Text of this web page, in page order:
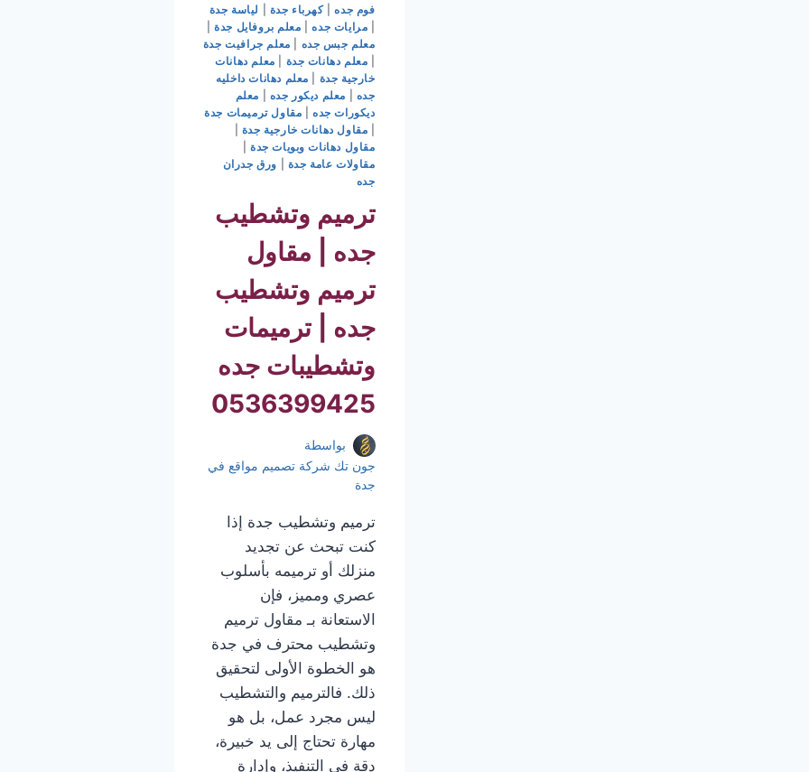
فوم جده|كهرباء جدة
لياسة جدة
مرايات جده| معلم بروفايل جدة|
معلم جبس جده
معلم جرافيت جدة
معلم دهانات جدة
معلم دهانات
خارجية جدة
معلم دهانات داخليه
جده
معلم ديكور جده
معلم
ديكورات جده| مقاول ترميمات جدة
مقاول دهانات خارجية جدة
مقاول دهانات وبويات جدة
مقاولات عامة جدة
ورق جدران
جده
ترميم وتشطيب
جده | مقاول
ترميم وتشطيب
جده | ترميمات
وتشطيبات جده
0536399425
بواسطة
جون تك شركة تصميم مواقع في
جدة
ترميم وتشطيب جدة إذا
كنت تبحث عن تجديد
منزلك أو ترميمه بأسلوب
عصري ومميز، فإن
الاستعانة بـ مقاول ترميم
وتشطيب محترف في جدة
هو الخطوة الأولى لتحقيق
ذلك. فالترميم والتشطيب
ليس مجرد عمل، بل هو
مهارة تحتاج إلى يد خبيرة،
دقة في التنفيذ، وإدارة